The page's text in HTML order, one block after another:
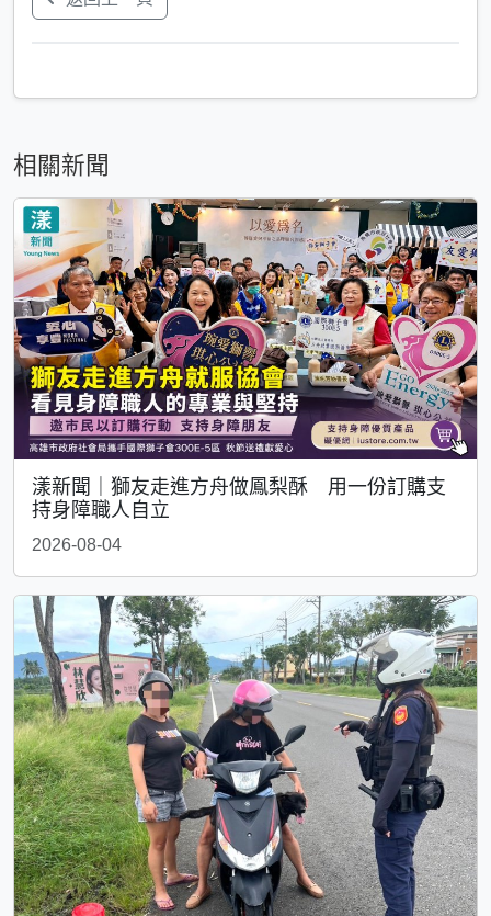
相關新聞
漾新聞｜獅友走進方舟做鳳梨酥 用一份訂購支
持身障職人自立
2026-08-04